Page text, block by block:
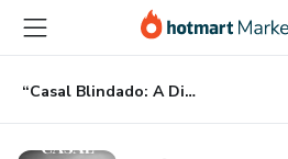
para
conteúdo
principal
para
pagamento
para
rodapé
“Casal Blindado: A Disciplina Financeira que Fortalece o Amor e Multiplica Resultados”